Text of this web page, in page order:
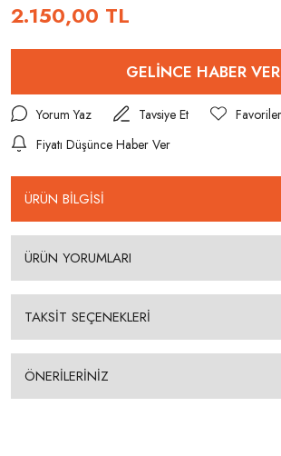
2.150,00 TL
GELİNCE HABER VER
Yorum Yaz
Tavsiye Et
Fiyatı Düşünce Haber Ver
ÜRÜN BİLGİSİ
ÜRÜN YORUMLARI
TAKSİT SEÇENEKLERİ
ÖNERİLERİNİZ